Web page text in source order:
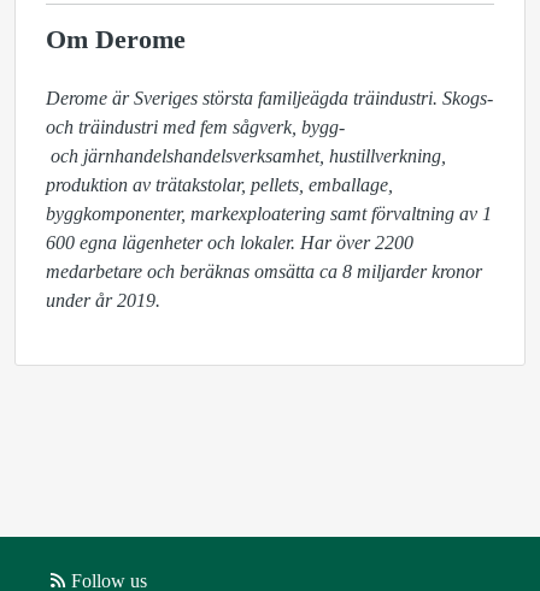
Om Derome
Derome är Sveriges största familjeägda träindustri. Skogs-
och träindustri med fem sågverk, bygg-
produktion av trätakstolar, pellets, emballage,
byggkomponenter, markexploatering samt förvaltning av 1
600 egna lägenheter och lokaler. Har över 2200
medarbetare och beräknas omsätta ca 8 miljarder kronor
under år 2019.
Follow us